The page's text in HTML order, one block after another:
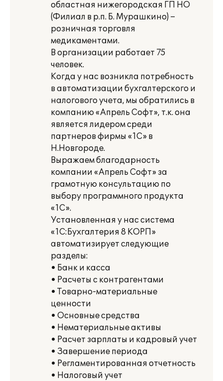
областная нижегородская ГП НО
(Филиал в р.п. Б. Мурашкино) –
розничная торговля
медикаментами.
В организации работает 75
человек.
Когда у нас возникла потребность
в автоматизации бухгалтерского и
налогового учета, мы обратились в
компанию «Апрель Софт», т.к. она
является лидером среди
партнеров фирмы «1С» в
Н.Новгороде.
Выражаем благодарность
компании «Апрель Софт» за
грамотную консультацию по
выбору программного продукта
«1С».
Установленная у нас система
«1С:Бухгалтерия 8 КОРП»
автоматизирует следующие
разделы:
• Банк и касса
• Расчеты с контрагентами
• Товарно-материальные
ценности
• Основные средства
• Нематериальные активы
• Расчет зарплаты и кадровый учет
• Завершение периода
• Регламентированная отчетность
• Налоговый учет